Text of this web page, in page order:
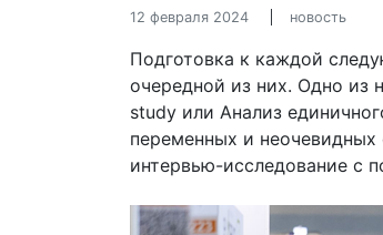
12 февраля 2024 новость
Подготовка к каждой
очередной из них. Одно из
study или Анализ
переменных и
интервью-исследование с